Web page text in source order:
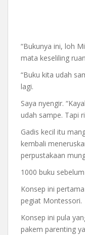
“Bukunya ini, loh
mata keseliling
“Buku kita udah
lagi.
Saya nyengir.
udah sampe. Tapi
Gadis kecil itu
kembali
perpustakaan
1000 buku
Konsep ini
pegiat Montessori.
Konsep ini pula
pakem parenting